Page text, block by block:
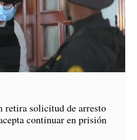
retira solicitud de arresto
continuar en prisión